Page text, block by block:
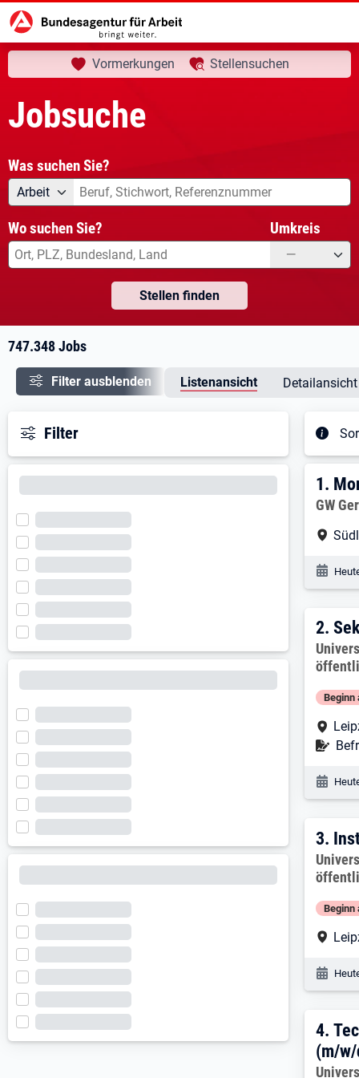
Startseite Jobsuche aktuelle Seite:
Ihre Suche
Vormerkungen Stellensuchen
Jobsuche
Was suchen Sie?
Angebotsart
Arbeit Was suchen Sie?
Wo suchen Sie? Umkreis
—
Stellen finden
747.348 Jobs
Filter ausblenden Listenansicht Detailansicht
Filter
1.
1.
GW
2.
2.
Beginn
3.
3.
Beginn
4.
4.
(m/